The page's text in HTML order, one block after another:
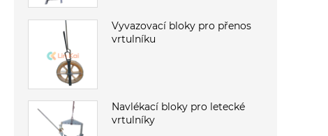
Vyvazovací bloky pro přenos
vrtulníku
Navlékací bloky pro letecké
vrtulníky